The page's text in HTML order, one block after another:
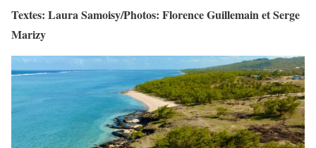
Textes: Laura Samoisy/Photos: Florence Guillemainet Serge
Marizy